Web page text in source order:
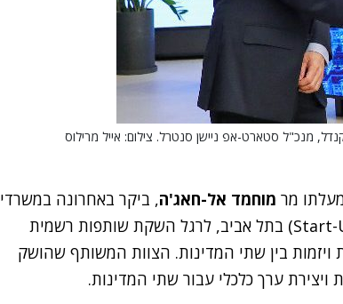
מנכ"ל סטארט-אפ ניישן סנטרל. צילום: אייל מרילוס
מר מוחמד אל-חאג'ה, ביקר באחרונה במשרדי
(Start-Up Nation Central) בתל אביב, לרגל השקת שותפות רשמית
בין שתי המדינות. הצוות המשותף שהושק
ויצירת ערך כלכלי עבור שתי המדינות.